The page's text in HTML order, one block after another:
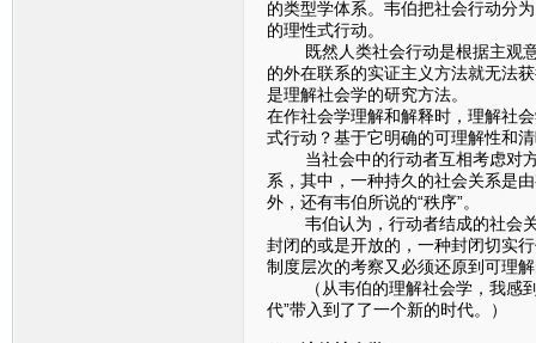
的类型学体系。韦伯把社会行动分
的理性式行动。
既然人类社会行动是根据主观意
的外在联系的实证主义方法就无法
是理解社会学的研究方法。
在作社会学理解和解释时，理解社
式行动？基于它明确的可理解性和
当社会中的行动者互相考虑对方
系，其中，一种持久的社会关系是
外，还有韦伯所说的“秩序”。
韦伯认为，行动者结成的社会关
封闭的或是开放的，一种封闭切实
制度层次的考察又必须还原到可理
（从韦伯的理解社会学，我感到
代”带入到了了一个新的时代。）